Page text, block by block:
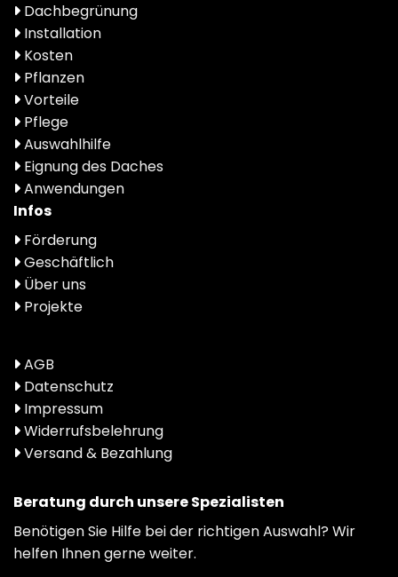
Dachbegrünung
Installation
Kosten
Pflanzen
Vorteile
Pflege
Auswahlhilfe
Eignung des Daches
Anwendungen
Infos
Förderung
Geschäftlich
Über uns
Projekte
AGB
Datenschutz
Impressum
Widerrufsbelehrung
Versand & Bezahlung
Beratung durch unsere Spezialisten
Benötigen Sie Hilfe bei der richtigen Auswahl? Wir
helfen Ihnen gerne weiter.